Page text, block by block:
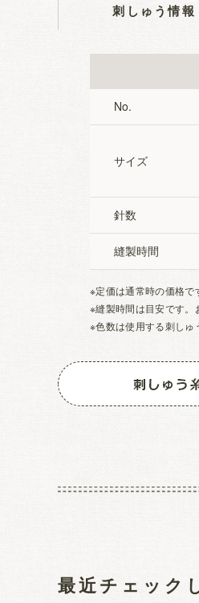
刺しゅう情報
No.
サイズ
針数
縫製時間
※定価は通常時の価格で
※縫製時間は目安です。
※色数は使用する刺しゅ
最近チェック